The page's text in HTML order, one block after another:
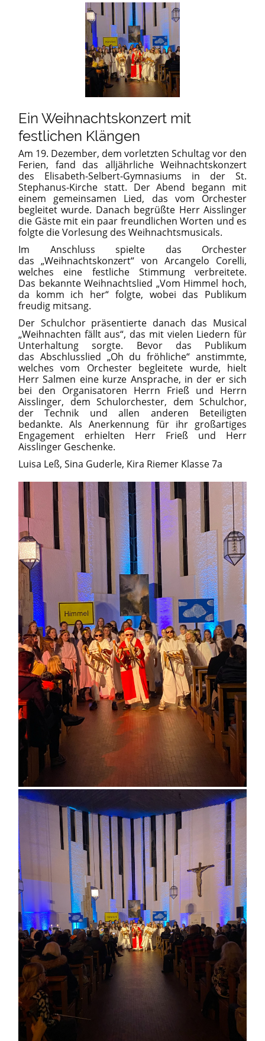
Ein Weihnachtskonzert mit
festlichen Klängen
Am 19. Dezember, dem vorletzten Schultag vor den
Ferien, fand das alljährliche Weihnachtskonzert
des Elisabeth-Selbert-Gymnasiums in der St.
Stephanus-Kirche statt. Der Abend begann mit
einem gemeinsamen Lied, das vom Orchester
begleitet wurde. Danach begrüßte Herr Aisslinger
die Gäste mit ein paar freundlichen Worten und es
folgte die Vorlesung des Weihnachtsmusicals.
Im Anschluss spielte das Orchester
das „Weihnachtskonzert“ von Arcangelo Corelli,
welches eine festliche Stimmung verbreitete.
Das bekannte Weihnachtslied „Vom Himmel hoch,
da komm ich her“ folgte, wobei das Publikum
freudig mitsang.
Der Schulchor präsentierte danach das Musical
„Weihnachten fällt aus“, das mit vielen Liedern für
Unterhaltung sorgte. Bevor das Publikum
das Abschlusslied „Oh du fröhliche“ anstimmte,
welches vom Orchester begleitete wurde, hielt
Herr Salmen eine kurze Ansprache, in der er sich
bei den Organisatoren Herrn Frieß und Herrn
Aisslinger, dem Schulorchester, dem Schulchor,
der Technik und allen anderen Beteiligten
bedankte. Als Anerkennung für ihr großartiges
Engagement erhielten Herr Frieß und Herr
Aisslinger Geschenke.
Luisa Leß, Sina Guderle, Kira Riemer Klasse 7a